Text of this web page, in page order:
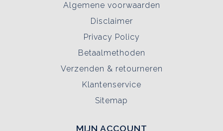
Algemene voorwaarden
Disclaimer
Privacy Policy
Betaalmethoden
Verzenden & retourneren
Klantenservice
Sitemap
MIJN ACCOUNT